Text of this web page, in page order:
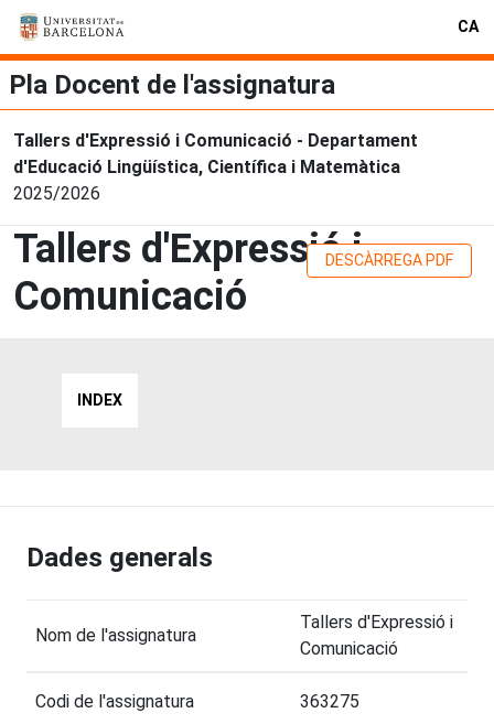
CA
Pla Docent de l'assignatura
Tallers d'Expressió i Comunicació - Departament
d'Educació Lingüística, Científica i Matemàtica
2025/2026
Tallers d'Expressió i
Comunicació
DESCÀRREGA PDF
INDEX
Dades generals
Nom de l'assignatura
Tallers d'Expressió i
Comunicació
Codi de l'assignatura 363275